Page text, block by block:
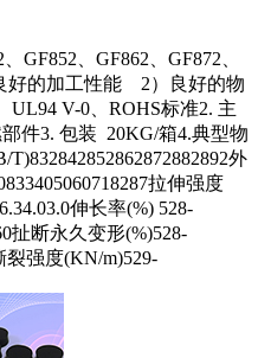
GF852、GF862、GF872、
的加工性能 2）良好的物
UL94 V-0、ROHS标准2. 主
件3. 包装 20KG/箱4.典型物
外
拉伸强度
伸长率(%) 528-
扯断永久变形(%)528-
裂强度(KN/m)529-